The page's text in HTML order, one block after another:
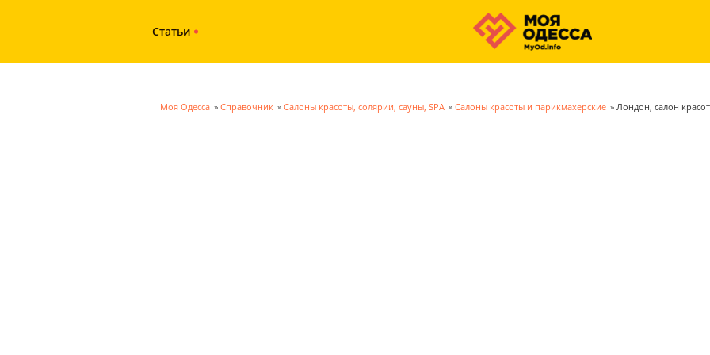
Статьи
Моя Одесса » Справочник » Салоны красоты, солярии, сауны, SPA » Салоны красоты и парикмахерские » Лондон, салон